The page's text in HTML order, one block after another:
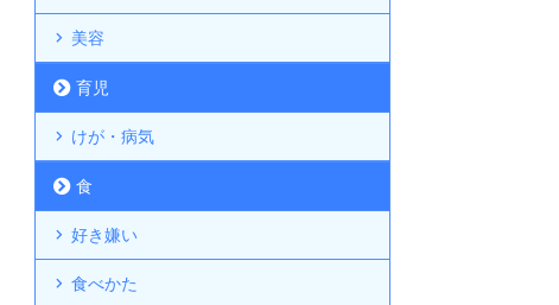
美容
育児
けが・病気
食
好き嫌い
食べかた